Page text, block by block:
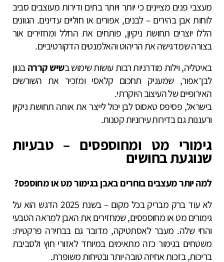
מעצבי פנים מציינים כי יותר ויותר בתים ודירות מעוצבים סביב
לוחות אבן בהירים – לבנים, אפורים או חוליים עדינים. הגוונים
הללו יוצרים תחושת ניקיון, פותחים את החלל ומחזירים אור
בצורה שמדגישה את הריהוט והאלמנטים הדקורטיביים.
באיטליה, וילות מודרניות רבות עושות שימוש בשיש קררהבגוון
לבן־אפור, שמעניק תחכום קלאסי ומזכיר את השורשים
האירופיים של העיצוב היוקרתי.
בישראל, פסיפס טאסוס לבן יכול לייצר את אותה תחושת ניקיון
ורעננות גם בדירות עירוניות קטנות.
גימורי מט ומחוספסים – טבעיות
שנוגעת בחושים
למה יותר מעצבים בוחרים באבן בגימור מט או מחוספס?
לא עוד ברק מבריק בכל מקום – בשנת 2025 הדגש הוא על
גימורים מט או מחוספסים, שמחזירים את האבן למראה הטבעי
והחי שלה. מעבר לאסתטיקה, מדובר גם בבחירה פרקטית:
משטחים בגימור כזה מתאימים במיוחד לאזורי חוץ ולסביבת
בריכות, בזכות אחיזה טובה יותר ובטיחות משופרת.